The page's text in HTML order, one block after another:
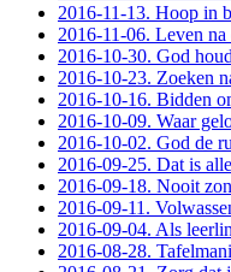
2016-11-13. Hoop in
2016-11-06. Leven na
2016-10-30. God
2016-10-23. Zoeken
2016-10-16. Bidden
2016-10-09. Waar
2016-10-02. God de
2016-09-25. Dat is
2016-09-18. Nooit
2016-09-11.
2016-09-04. Als
2016-08-28.